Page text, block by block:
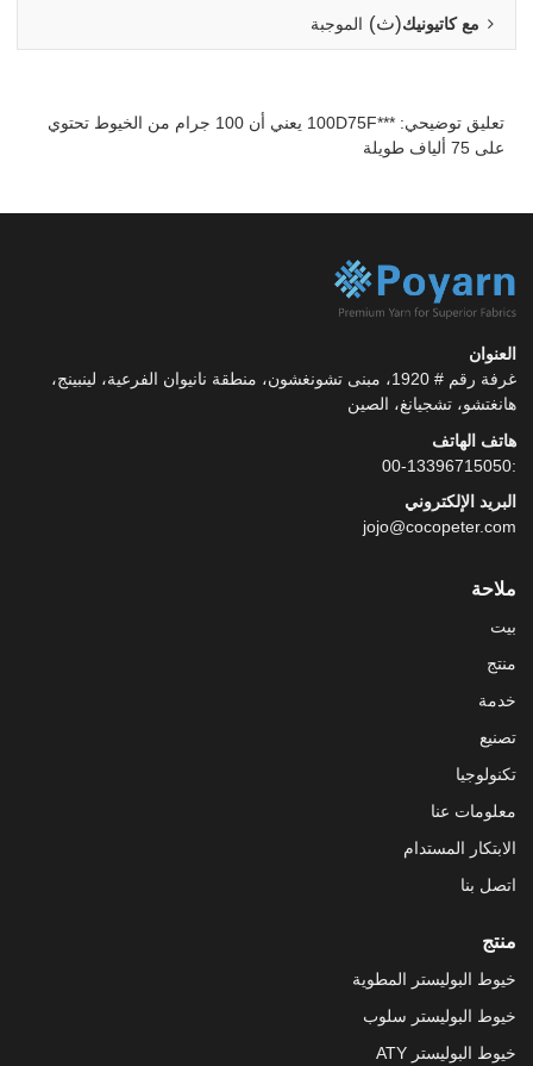
مع كاتيونيك(ث) الموجبة
تعليق توضيحي: ***100D75F يعني أن 100 جرام من الخيوط تحتوي
على 75 ألياف طويلة
العنوان
غرفة رقم # 1920، مبنى تشونغشون، منطقة نانيوان الفرعية، لينبينج،
هانغتشو، تشجيانغ، الصين
هاتف الهاتف
:00-13396715050
البريد الإلكتروني
jojo@cocopeter.com
ملاحة
بيت
منتج
خدمة
تصنيع
تكنولوجيا
معلومات عنا
الابتكار المستدام
اتصل بنا
منتج
خيوط البوليستر المطوية
خيوط البوليستر سلوب
خيوط البوليستر ATY